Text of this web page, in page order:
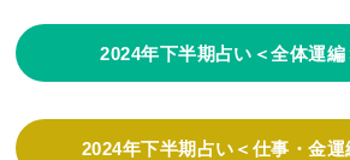
2024年下半期占い＜全体運編
2024年下半期占い＜仕事・金